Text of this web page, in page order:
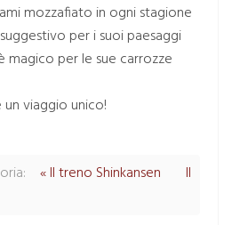
mozzafiato in ogni stagione
per i suoi paesaggi
magico per le sue carrozze
viaggio unico!
« Il treno Shinkansen
Il